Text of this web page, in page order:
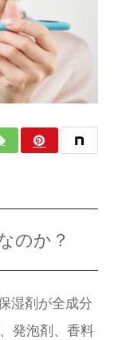
のか？
湿剤が全成分
発泡剤、香料